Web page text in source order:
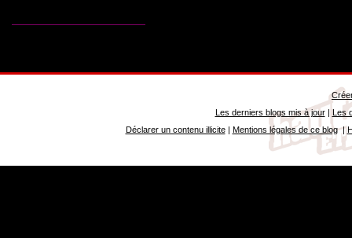
Les derniers blogs mis à jour| Les
Déclarer un contenu illicite| Mentions légales de ce blog|